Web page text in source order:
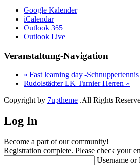
Google Kalender
iCalendar
Outlook 365
Outlook Live
Veranstaltung-Navigation
« Fast learning day -Schnuppertennis
Rudolstädter LK Turnier Herren »
Copyright by 7uptheme .All Rights
Log In
Become a part of our community!
Registration complete. Please check your
Username or